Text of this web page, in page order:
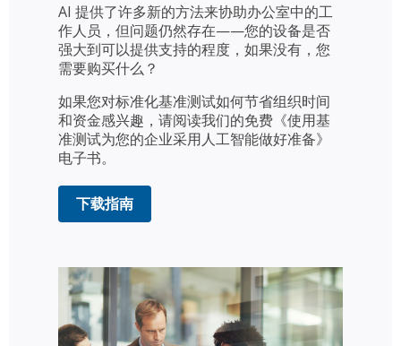
AI 提供了许多新的方法来协助办公室中的工
作人员，但问题仍然存在——您的设备是否
强大到可以提供支持的程度，如果没有，您
需要购买什么？
如果您对标准化基准测试如何节省组织时间
和资金感兴趣，请阅读我们的免费《使用基
准测试为您的企业采用人工智能做好准备》
电子书。
下载指南